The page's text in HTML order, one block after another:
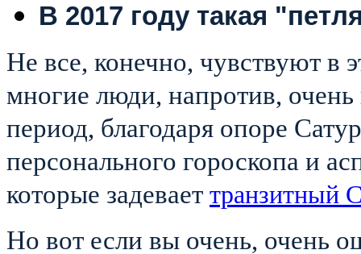
В 2017 году такая
Не все, конечно, чувствуют в
многие люди, напротив,
период, благодаря опоре
персонального гороскопа и
которые задевает транзитный
Но вот если вы очень, очень